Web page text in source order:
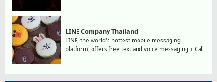
LINE Company Thailand
LINE, the world's hottest mobile messaging
platform, offers free text and voice messaging + Call